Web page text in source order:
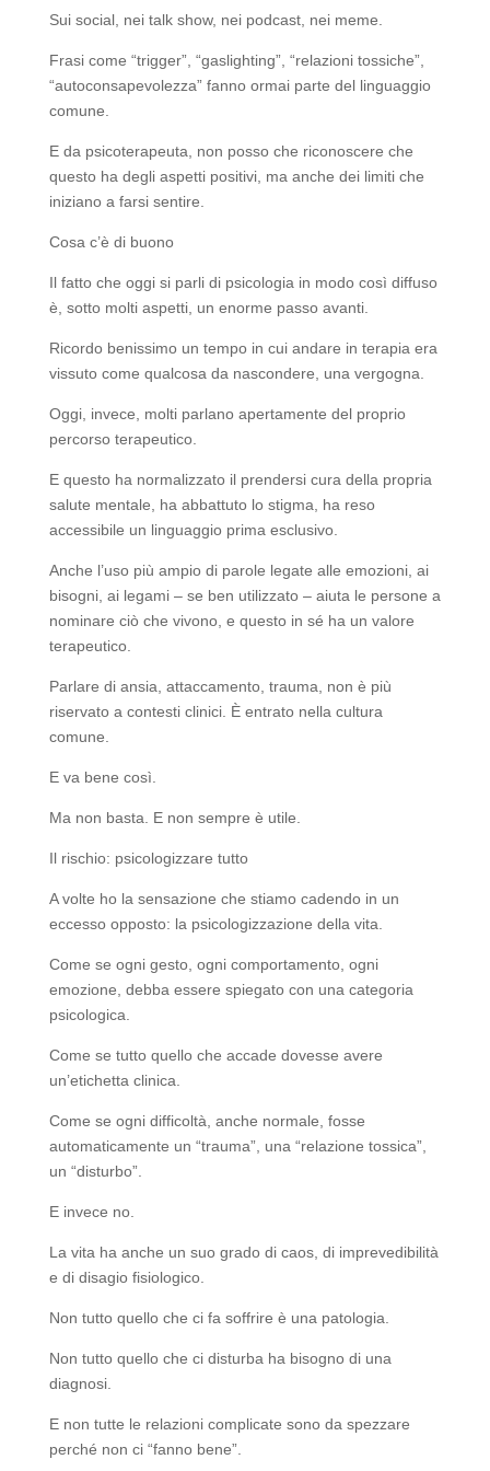
Sui social, nei talk show, nei podcast, nei meme.
Frasi come “trigger”, “gaslighting”, “relazioni tossiche”,
“autoconsapevolezza” fanno ormai parte del linguaggio
comune.
E da psicoterapeuta, non posso che riconoscere che
questo ha degli aspetti positivi, ma anche dei limiti che
iniziano a farsi sentire.
Cosa c’è di buono
Il fatto che oggi si parli di psicologia in modo così diffuso
è, sotto molti aspetti, un enorme passo avanti.
Ricordo benissimo un tempo in cui andare in terapia era
vissuto come qualcosa da nascondere, una vergogna.
Oggi, invece, molti parlano apertamente del proprio
percorso terapeutico.
E questo ha normalizzato il prendersi cura della propria
salute mentale, ha abbattuto lo stigma, ha reso
accessibile un linguaggio prima esclusivo.
Anche l’uso più ampio di parole legate alle emozioni, ai
bisogni, ai legami – se ben utilizzato – aiuta le persone a
nominare ciò che vivono, e questo in sé ha un valore
terapeutico.
Parlare di ansia, attaccamento, trauma, non è più
riservato a contesti clinici. È entrato nella cultura
comune.
E va bene così.
Ma non basta. E non sempre è utile.
Il rischio: psicologizzare tutto
A volte ho la sensazione che stiamo cadendo in un
eccesso opposto: la psicologizzazione della vita.
Come se ogni gesto, ogni comportamento, ogni
emozione, debba essere spiegato con una categoria
psicologica.
Come se tutto quello che accade dovesse avere
un’etichetta clinica.
Come se ogni difficoltà, anche normale, fosse
automaticamente un “trauma”, una “relazione tossica”,
un “disturbo”.
E invece no.
La vita ha anche un suo grado di caos, di imprevedibilità
e di disagio fisiologico.
Non tutto quello che ci fa soffrire è una patologia.
Non tutto quello che ci disturba ha bisogno di una
diagnosi.
E non tutte le relazioni complicate sono da spezzare
perché non ci “fanno bene”.